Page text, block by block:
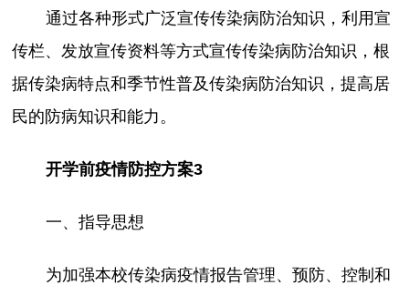
通过各种形式广泛宣传传染病防治知识，利用宣
传栏、发放宣传资料等方式宣传传染病防治知识，根
据传染病特点和季节性普及传染病防治知识，提高居
民的防病知识和能力。
开学前疫情防控方案3
一、指导思想
为加强本校传染病疫情报告管理、预防、控制和